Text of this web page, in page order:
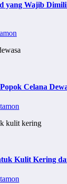
yang Wajib
Celana
Kulit Kering